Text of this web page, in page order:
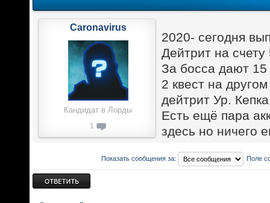
2020- сегодня
Дейтрит на счету
За босса дают
2 квест на
дейтрит Ур.
Есть ещё пара
здесь но ничего
Caronavirus
Кандидат в Лорды
1
Показать сообщения за: Поле
Ответить